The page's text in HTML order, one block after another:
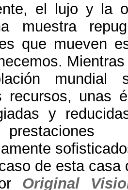
, el lujo y la
muestra
que mueven
.
mundial
recursos, unas
y
de esta casa
Original